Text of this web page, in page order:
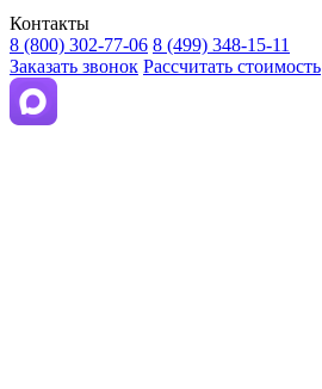
Контакты
8 (800) 302-77-06 8 (499) 348-15-11
Заказать звонок Рассчитать стоимость